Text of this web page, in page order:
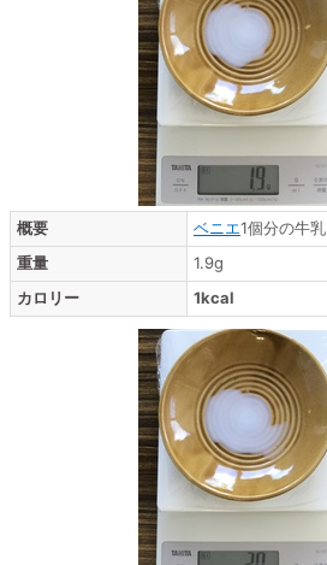
概要 ベニエ1個分の牛乳
重量
1.9g
カロリー
1kcal